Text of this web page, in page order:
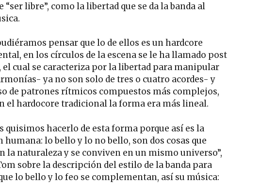
“ser libre”, como la libertad que se da la banda al
pensar que lo de ellos es un hardcore
en los círculos de la escena se le ha llamado post
el cual se caracteriza por la libertad para manipular
ya no son solo de tres o cuatro acordes- y
de patrones rítmicos compuestos más complejos,
el hardocore tradicional la forma era más lineal.
quisimos hacerlo de esta forma porque así es la
humana: lo bello y lo no bello, son dos cosas que
la naturaleza y se conviven en un mismo universo”,
sobre la descripción del estilo de la banda para
lo bello y lo feo se complementan, así su música: